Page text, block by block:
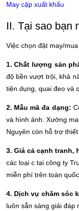
May cặp xuất khẩu
II. Tại sao bạn
Việc chọn đặt may/mua
1. Chất lượng sản
độ bền vượt trội, khả
tiện dụng, quai đeo và
2. Mẫu mã đa dạng:
và hình ảnh. Xưởng
Nguyên còn hỗ trợ
3. Giá cả cạnh tranh,
các loại c tại công ty
miễn phí trên toàn
4. Dịch vụ chăm sóc
luôn sẵn sàng giải đáp